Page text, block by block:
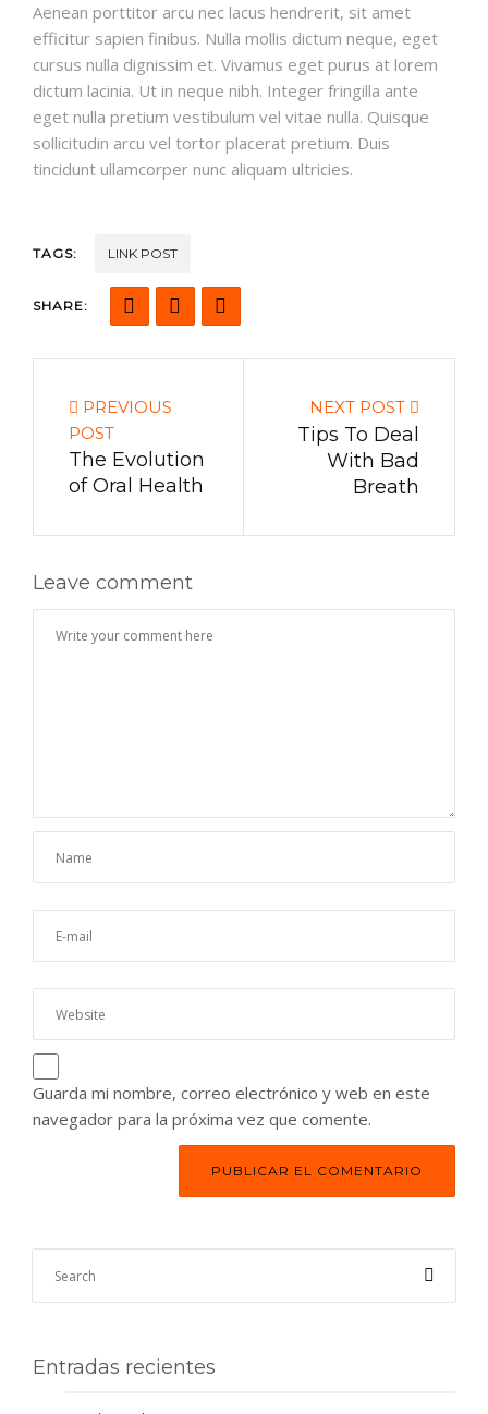
Aenean porttitor arcu nec lacus hendrerit, sit amet
efficitur sapien finibus. Nulla mollis dictum neque, eget
cursus nulla dignissim et. Vivamus eget purus at lorem
dictum lacinia. Ut in neque nibh. Integer fringilla ante
eget nulla pretium vestibulum vel vitae nulla. Quisque
sollicitudin arcu vel tortor placerat pretium. Duis
tincidunt ullamcorper nunc aliquam ultricies.
TAGS: LINK POST
SHARE:
PREVIOUS
POST
The Evolution
of Oral Health
NEXT POST
Tips To Deal
With Bad
Breath
Leave comment
Guarda mi nombre, correo electrónico y web en este
navegador para la próxima vez que comente.
Entradas recientes